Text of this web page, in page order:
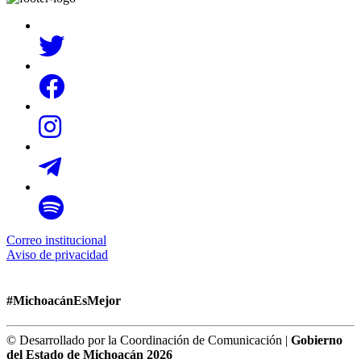
Correo institucional
Aviso de privacidad
#MichoacánEsMejor
© Desarrollado por la Coordinación de Comunicación | Gobierno
del Estado de Michoacán 2026